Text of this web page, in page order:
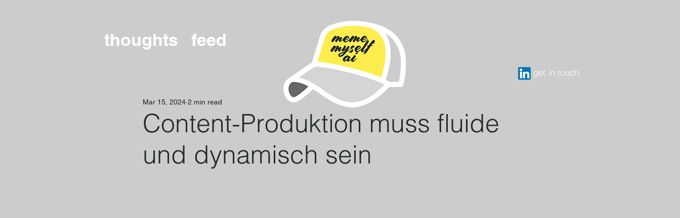
thoughts feed
get in touch.
Content-Produktion muss fluide
und dynamisch sein
Mar 15, 2024 2 min read